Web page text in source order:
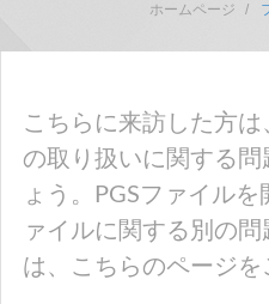
ホームページ
こちらに来訪した方
の取り扱いに関する
ょう。PGSファイル
ァイルに関する別の
は、こちらのページを